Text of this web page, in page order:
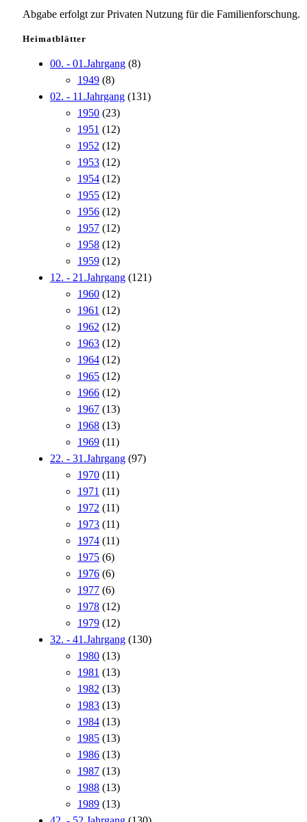
Abgabe erfolgt zur Privaten Nutzung für die Familienforschung.
Heimatblätter
00. - 01.Jahrgang (8)
1949 (8)
02. - 11.Jahrgang (131)
1950 (23)
1951 (12)
1952 (12)
1953 (12)
1954 (12)
1955 (12)
1956 (12)
1957 (12)
1958 (12)
1959 (12)
12. - 21.Jahrgang (121)
1960 (12)
1961 (12)
1962 (12)
1963 (12)
1964 (12)
1965 (12)
1966 (12)
1967 (13)
1968 (13)
1969 (11)
22. - 31.Jahrgang (97)
1970 (11)
1971 (11)
1972 (11)
1973 (11)
1974 (11)
1975 (6)
1976 (6)
1977 (6)
1978 (12)
1979 (12)
32. - 41.Jahrgang (130)
1980 (13)
1981 (13)
1982 (13)
1983 (13)
1984 (13)
1985 (13)
1986 (13)
1987 (13)
1988 (13)
1989 (13)